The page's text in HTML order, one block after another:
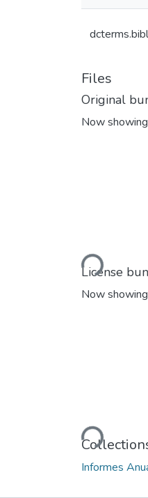
Files
Original
Now showing
Loading...
License
Now showing
Loading...
Informes